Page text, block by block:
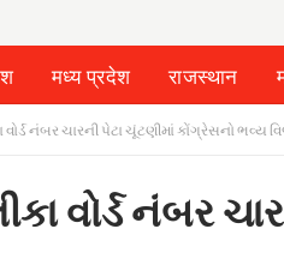
मध्य प्रदेश राजस्थान
LIVE TV TERMS &
વોર્ડ નંબર ચારની પેટા ચૂંટણીમાં કોંગ્રેસનો ભવ્ય
વોર્ડ નંબર